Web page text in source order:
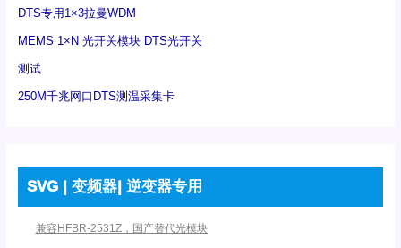
DTS专用1×3拉曼WDM
MEMS 1×N 光开关模块 DTS光开关
测试
250M千兆网口DTS测温采集卡
SVG | 变频器| 逆变器专用
兼容HFBR-2531Z，国产替代光模块